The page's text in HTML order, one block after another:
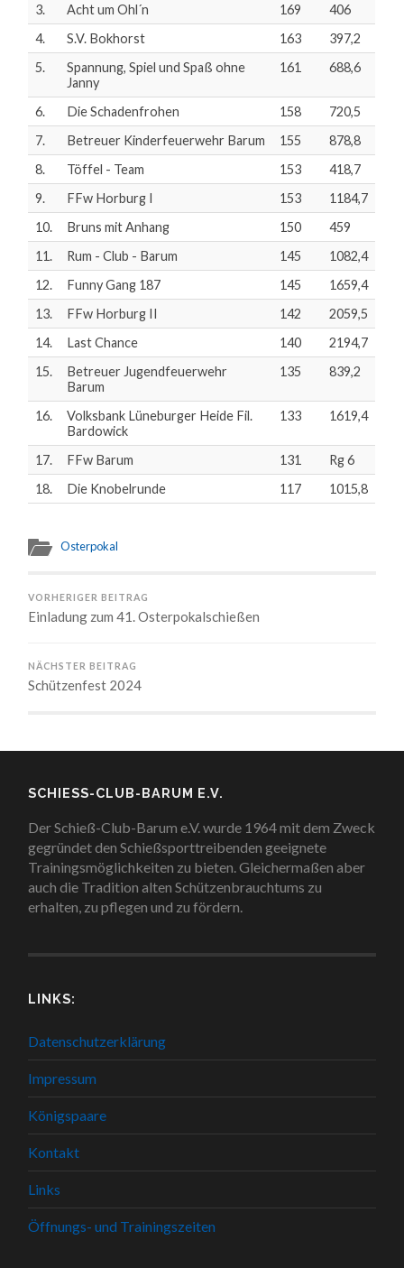
3.
Acht um Ohl´n 169
406
4.
S.V. Bokhorst 163
397,2
5.
Spannung, Spiel und Spaß ohne
Janny
161 688,6
6. Die Schadenfrohen 158
720,5
7.
Betreuer Kinderfeuerwehr Barum 155
878,8
8.
Töffel - Team 153
418,7
9.
FFw Horburg I 153
1184,7
10.
Bruns mit Anhang 150
459
11.
Rum - Club - Barum 145
1082,4
12.
Funny Gang 187 145
1659,4
13.
FFw Horburg II 142
2059,5
14.
Last Chance 140
2194,7
15.
Betreuer Jugendfeuerwehr
Barum
135 839,2
16.
Volksbank Lüneburger Heide Fil.
Bardowick
133 1619,4
17. FFw Barum 131
Rg 6
18.
Die Knobelrunde 117 1015,8
Osterpokal
VORHERIGER BEITRAG
Einladung zum 41. Osterpokalschießen
NÄCHSTER BEITRAG
Schützenfest 2024
SCHIESS-CLUB-BARUM E.V.
Der Schieß-Club-Barum e.V. wurde 1964 mit dem Zweck
gegründet den Schießsporttreibenden geeignete
Trainingsmöglichkeiten zu bieten. Gleichermaßen aber
auch die Tradition alten Schützenbrauchtums zu
erhalten, zu pflegen und zu fördern.
LINKS:
Datenschutzerklärung
Impressum
Königspaare
Kontakt
Links
Öffnungs- und Trainingszeiten